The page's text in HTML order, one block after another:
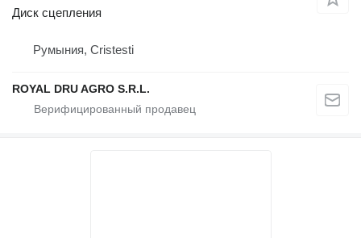
Диск сцепления
Румыния, Cristesti
ROYAL DRU AGRO S.R.L.